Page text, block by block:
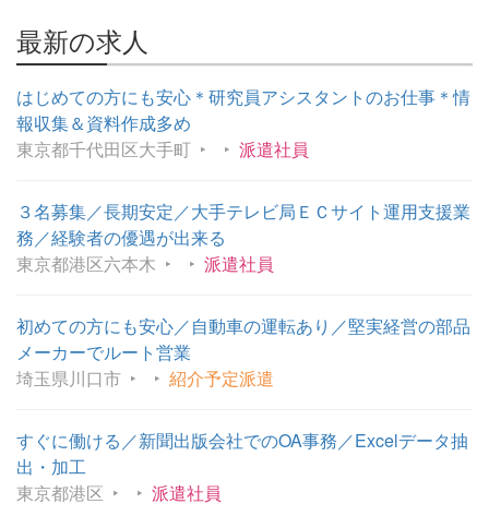
最新の求人
はじめての方にも安心＊研究員アシスタントのお仕事＊情
報収集＆資料作成多め
東京都千代田区大手町
派遣社員
３名募集／長期安定／大手テレビ局ＥＣサイト運用支援業
務／経験者の優遇が出来る
東京都港区六本木
派遣社員
初めての方にも安心／自動車の運転あり／堅実経営の部品
メーカーでルート営業
埼玉県川口市
紹介予定派遣
すぐに働ける／新聞出版会社でのOA事務／Excelデータ抽
出・加工
東京都港区
派遣社員